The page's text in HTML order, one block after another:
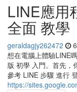
LINE應用
全面 教學
geraldagjy262472
想在電腦上體驗LINE
版 初學 入門。首先，
參考 LINE 步驟 進行
https://